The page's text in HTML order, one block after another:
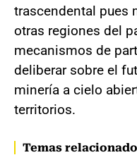
trascendental pues
otras regiones del
mecanismos de
deliberar sobre el
minería a cielo
territorios.
Temas